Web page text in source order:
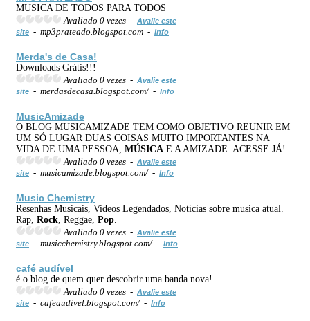
MUSICA DE TODOS PARA TODOS
Avaliado 0 vezes - Avalie este
site - mp3prateado.blogspot.com - Info
Merda's de Casa!
Downloads Grátis!!!
Avaliado 0 vezes - Avalie este
site - merdasdecasa.blogspot.com/ - Info
MusicAmizade
O BLOG MUSICAMIZADE TEM COMO OBJETIVO REUNIR EM
UM SÓ LUGAR DUAS COISAS MUITO IMPORTANTES NA
VIDA DE UMA PESSOA, MÚSICA E A AMIZADE. ACESSE JÁ!
Avaliado 0 vezes - Avalie este
site - musicamizade.blogspot.com/ - Info
Music Chemistry
Resenhas Musicais, Videos Legendados, Notícias sobre musica atual.
Rap, Rock , Reggae, Pop
Avaliado 0 vezes - Avalie este
site - musicchemistry.blogspot.com/ - Info
café audível
é o blog de quem quer descobrir uma banda nova!
Avaliado 0 vezes - Avalie este
site - cafeaudivel.blogspot.com/ - Info